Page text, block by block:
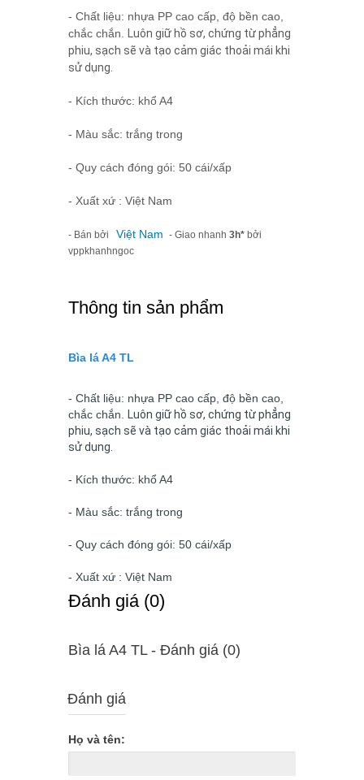
- Chất liệu: nhựa PP cao cấp, độ bền cao,
chắc chắn.
Luôn giữ hồ sơ, chứng từ phẳng
phiu, sạch sẽ và tạo cảm giác thoải mái khi
sử dụng.
- Kích thước: khổ A4
- Màu sắc: trắng trong
- Quy cách đóng gói: 50 cái/xấp
- Xuất xứ : Việt Nam
- Bán bởi Việt Nam - Giao nhanh 3h* bởi
vppkhanhngoc
Thông tin sản phẩm
Bìa lá A4 TL
- Chất liệu: nhựa PP cao cấp, độ bền cao,
chắc chắn.
Luôn giữ hồ sơ, chứng từ phẳng
phiu, sạch sẽ và tạo cảm giác thoải mái khi
sử dụng.
- Kích thước: khổ A4
- Màu sắc: trắng trong
- Quy cách đóng gói: 50 cái/xấp
- Xuất xứ : Việt Nam
Ðánh giá (0)
Bìa lá A4 TL - Ðánh giá (0)
Đánh giá
Họ và tên: